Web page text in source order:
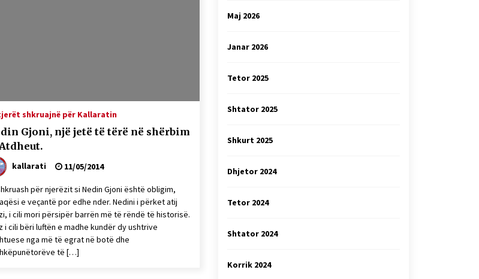
shkruajnë për Kallaratin
Gjoni, një jetë të tërë në shërbim
kallarati 11/05/2014
për njerëzit si Nedin Gjoni është obligim,
e veçantë por edhe nder. Nedini i përket atij
i cili mori përsipër barrën më të rëndë të historisë.
i cili bëri luftën e madhe kundër dy ushtrive
nga më të egrat në botë dhe
të […]
Maj 2026
Janar 2026
Tetor 2025
Shtator 2025
Shkurt 2025
Dhjetor 2024
Tetor 2024
Shtator 2024
Korrik 2024